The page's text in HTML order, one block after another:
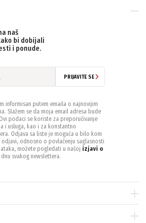
PONIŠTITE SVE FILTERE
naš
bi dobijali
i ponude.
PRIJAVITE SE
informisan putem emaila o najnovijim
Slažem se da moja email adresa bude
podaci se koriste za preporučivanje
i usluga, kao i za konstantno
Odjava sa liste je moguća u bilo kom
odnosno o povlačenju saglasnosti
možete pogledati u našoj izjavi o
svakog newslettera.